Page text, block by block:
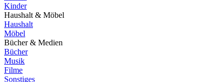
Kinder
Haushalt & Möbel
Haushalt
Möbel
Bücher & Medien
Bücher
Musik
Filme
Sonstiges